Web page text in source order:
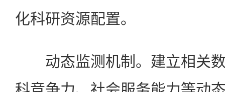
化科研资源配置。
动态监测机制。建立相关数